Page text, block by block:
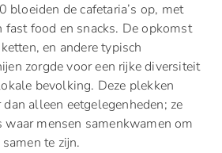
bloeiden de cafetaria’s op, met
food en snacks. De opkomst
en andere typisch
zorgde voor een rijke diversiteit
bevolking. Deze plekken
alleen eetgelegenheden; ze
mensen samenkwamen om
te zijn.